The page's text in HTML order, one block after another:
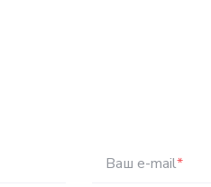
Ваш e-mail*